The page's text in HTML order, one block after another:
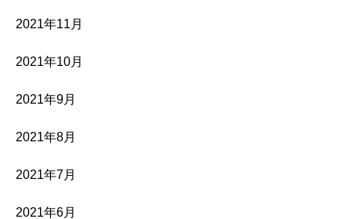
2021年11月
2021年10月
2021年9月
2021年8月
2021年7月
2021年6月